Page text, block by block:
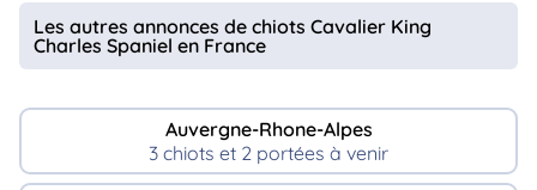
Les autres annonces de chiots Cavalier King
Charles Spaniel en France
Auvergne-Rhone-Alpes
3 chiots et 2 portées à venir